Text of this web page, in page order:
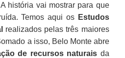
história vai mostrar para que
Temos aqui osEstudos
realizados pelas três maiores
a isso, Belo Monte abre
de recursos naturais da